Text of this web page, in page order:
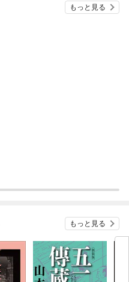
もっと見る
もっと見る